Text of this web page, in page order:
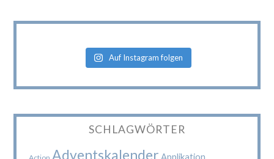
Auf Instagram folgen
SCHLAGWÖRTER
Adventskalender Applikation